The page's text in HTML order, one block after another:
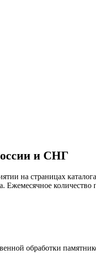
и СНГ
на страницах
Ежемесячное
обработки